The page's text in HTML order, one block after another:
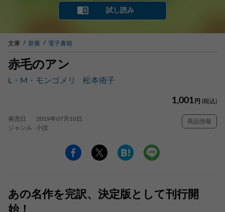
試し読み
文庫 新書 電子書籍
赤毛のアン
L・M・モンゴメリ 松本侑子
1,001 円 (税込)
発売日
2019年07月10日
ジャンル
小説
商品情報
あの名作を完訳、決定版として刊行開
始！